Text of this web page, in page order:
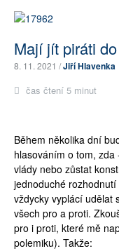
Mají jít piráti
8. 11. 2021 /Jiří Hlavenka
čas čtení 5 minut
Během několika dní
hlasováním o tom,
vlády nebo zůstat
jednoduché
vždycky vyplácí udělat
všech pro a proti.
pro i proti, které mě
polemiku). Takže: